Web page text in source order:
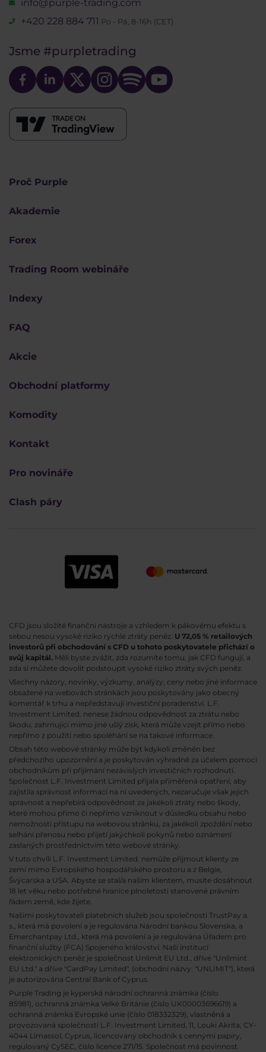
info@purple-trading.com
+420 228 884 711 Po - Pá, 8-16h (CET)
Jsme #purpletrading
Proč Purple
Akademie
Forex
Trading Room webináře
Indexy
FAQ
Akcie
Obchodní platformy
Komodity
Kontakt
Pro novináře
Clash páry
CFD jsou složité finanční nástroje a vzhledem k pákovému efektu s
sebou nesou vysoké riziko rychlé ztráty peněz. U 72,05 % retailových
investorů při obchodování s CFD u tohoto poskytovatele přichází o
svůj kapitál. Měli byste zvážit, zda rozumíte tomu, jak CFD fungují, a
zda si můžete dovolit podstoupit vysoké riziko ztráty svých peněz.
Všechny názory, novinky, výzkumy, analýzy, ceny nebo jiné informace
obsažené na webovách stránkách jsou poskytovány jako obecný
komentář k trhu a nepředstavují investiční poradenství. L.F.
Investment Limited. nenese žádnou odpovědnost za ztrátu nebo
škodu, zahrnující mimo jiné ušlý zisk, která může vzejít přímo nebo
nepřímo z použití nebo spoléhání se na takové informace.
Obsah této webové stránky může být kdykoli změněn bez
předchozího upozornění a je poskytován výhradně za účelem pomoci
obchodníkům při přijímání nezávislých investičních rozhodnutí.
Společnost L.F. Investment Limited přijala přiměřená opatření, aby
zajistila správnost informací na ní uvedených, nezaručuje však jejich
správnost a nepřebírá odpovědnost za jakékoli ztráty nebo škody,
které mohou přímo či nepřímo vzniknout v důsledku obsahu nebo
nemožnosti přístupu na webovou stránku, za jakékoli zpoždění nebo
selhání přenosu nebo přijetí jakýchkoli pokynů nebo oznámení
zaslaných prostřednictvím této webové stránky.
V tuto chvíli L.F. Investment Limited. nemůže přijmout klienty ze
zemí mimo Evropského hospodářského prostoru a z Belgie,
Švýcarska a USA. Abyste se stal/a naším klientem, musíte dosáhnout
18 let věku nebo potřebné hranice plnoletosti stanovené právním
řádem země, kde žijete.
Našimi poskytovateli platebních služeb jsou společnosti TrustPay a.
s., která má povolení a je regulována Národní bankou Slovenska, a
Emerchantpay Ltd., která má povolení a je regulována Úřadem pro
finanční služby (FCA) Spojeného království. Naší institucí
elektronických peněz je společnost Unlimit EU Ltd., dříve "Unlimint
EU Ltd." a dříve "CardPay Limited", (obchodní názvy: "UNLIMIT"), která
je autorizována Central Bank of Cyprus.
Purple Trading je kyperská národní ochranná známka (číslo
85981), ochranná známka Velké Británie (číslo UK00003696619) a
ochranná známka Evropské unie (číslo 018332329), vlastněná a
provozovaná společností L.F. Investment Limited, 11, Louki Akrita, CY-
4044 Limassol, Cyprus, licencovaný obchodník s cennými papíry,
regulovaný CySEC, číslo licence 271/15. Společnost má povinnost